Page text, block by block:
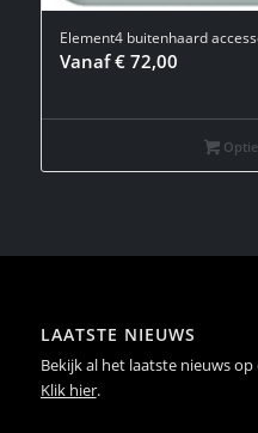
Element4 buitenhaard
Vanaf€ 72,00
LAATSTE NIEUWS
Bekijk al het laatste nieuws
Klik hier.